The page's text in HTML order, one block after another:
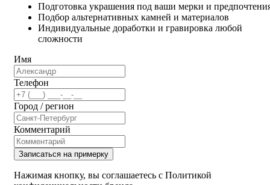
Подготовка украшения под ваши мерки и
Подбор альтернативных камней и материалов
Индивидуальные доработки и гравировка любой
сложности
Имя
Телефон
Город / регион
Комментарий
Записаться на примерку
Нажимая кнопку, вы соглашаетесь с Политикой